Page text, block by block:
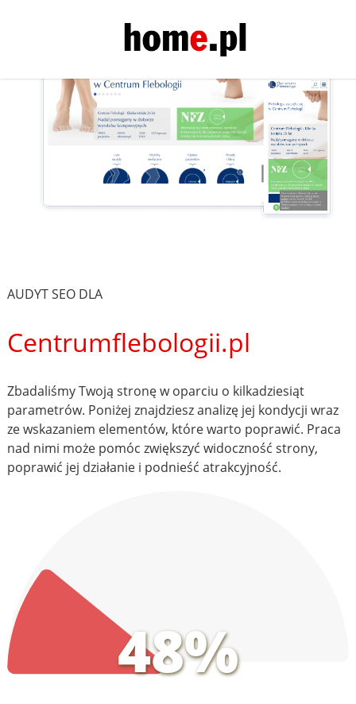
AUDYT SEO DLA
Centrumflebologii.pl
Zbadaliśmy Twoją stronę w oparciu o kilkadziesiąt
parametrów. Poniżej znajdziesz analizę jej kondycji wraz
ze wskazaniem elementów, które warto poprawić. Praca
nad nimi może pomóc zwiększyć widoczność strony,
poprawić jej działanie i podnieść atrakcyjność.
48%